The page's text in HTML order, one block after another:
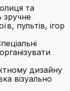
та
зручне
пультів, ігор
дизайну
візуально